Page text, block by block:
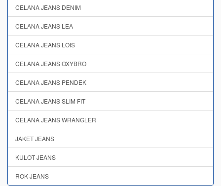
CELANA JEANS DENIM
CELANA JEANS LEA
CELANA JEANS LOIS
CELANA JEANS OXYBRO
CELANA JEANS PENDEK
CELANA JEANS SLIM FIT
CELANA JEANS WRANGLER
JAKET JEANS
KULOT JEANS
ROK JEANS